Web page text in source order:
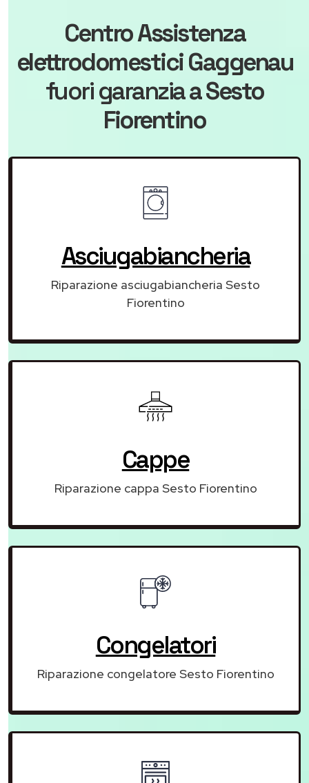
Centro Assistenza
elettrodomestici Gaggenau
fuori garanziaa Sesto
Fiorentino
Asciugabiancheria
Riparazione asciugabiancheria Sesto
Fiorentino
Cappe
Riparazione cappa Sesto Fiorentino
Congelatori
Riparazione congelatore Sesto Fiorentino